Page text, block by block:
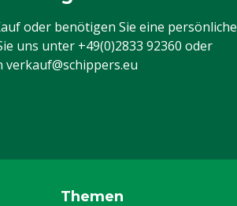
oder benötigen Sie eine persönliche
uns unter +49(0)2833 92360 oder
verkauf@schippers.eu
Themen